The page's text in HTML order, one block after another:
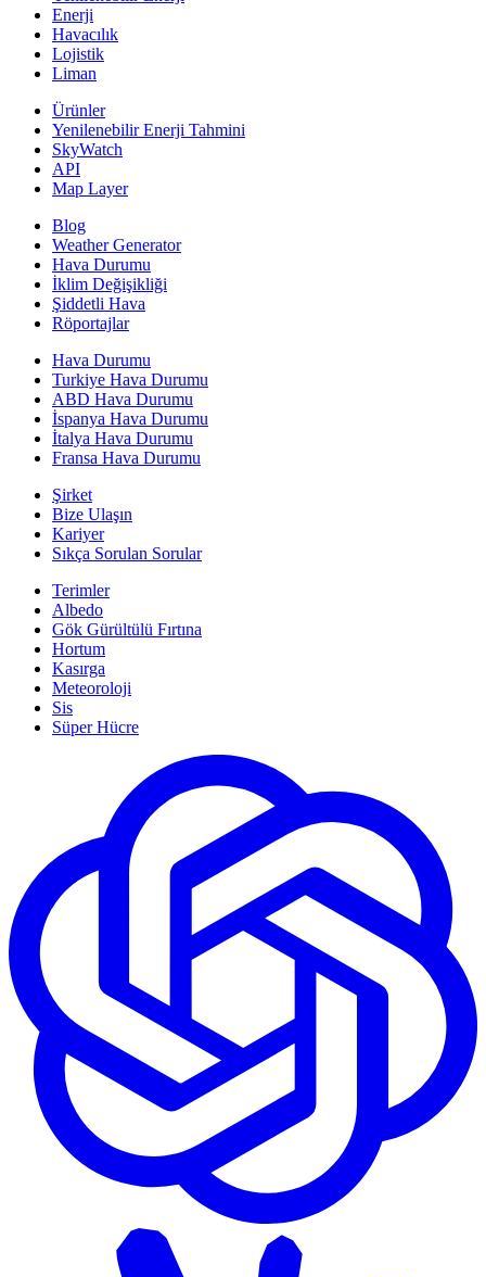
Enerji
Havacılık
Lojistik
Liman
Ürünler
Yenilenebilir Enerji Tahmini
SkyWatch
API
Map Layer
Blog
Weather Generator
Hava Durumu
İklim Değişikliği
Şiddetli Hava
Röportajlar
Hava Durumu
Turkiye Hava Durumu
ABD Hava Durumu
İspanya Hava Durumu
İtalya Hava Durumu
Fransa Hava Durumu
Şirket
Bize Ulaşın
Kariyer
Sıkça Sorulan Sorular
Terimler
Albedo
Gök Gürültülü Fırtına
Hortum
Kasırga
Meteoroloji
Sis
Süper Hücre